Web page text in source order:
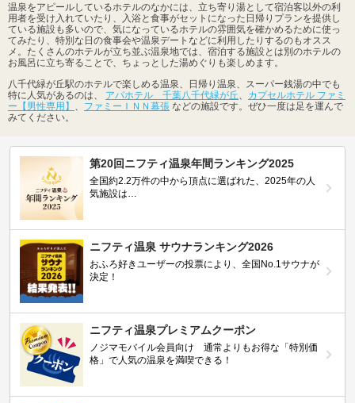
温泉をアピールしているホテルのなかには、立ち寄り湯として宿泊客以外の利
用者を受け入れていたり、入浴と食事がセットになった日帰りプランを提供し
ている施設も多いので、気になっているホテルの雰囲気を確かめるために使っ
てみたり、特別な日の食事会や温泉デートなどに利用したりするのもオスス
メ。たくさんのホテルが立ち並ぶ温泉地では、宿泊する施設とは別のホテルの
お風呂に立ち寄ることで、ちょっとした湯めぐりも楽しめます。
八千代緑が丘駅のホテルで楽しめる温泉、日帰り温泉、スーパー銭湯の中でも
特に人気があるのは、 アパホテル 千葉八千代緑が丘
カプセルホテル ファミ
ー【男性専用】
ファミーＩＮＮ幕張 などの施設です。ぜひ一度は足を運んで
みてください。
第20回ニフティ温泉年間ランキング2025
全国約2.2万件の中から頂点に選ばれた、2025年の人
気施設は…
ニフティ温泉 サウナランキング2026
おふろ好きユーザーの投票により、全国No.1サウナが
決定！
ニフティ温泉プレミアムクーポン
ノジマモバイル会員向け 通常よりもお得な「特別価
格」で人気の温泉を満喫できる！